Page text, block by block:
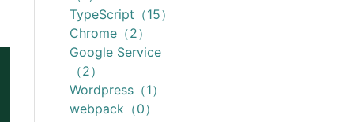
TypeScript（15）
Chrome（2）
Google Service
（2）
Wordpress（1）
webpack（0）